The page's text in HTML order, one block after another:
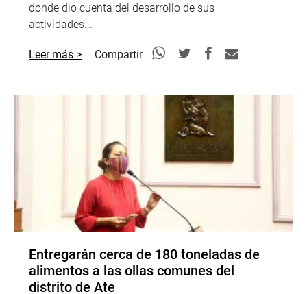
donde dio cuenta del desarrollo de sus
actividades...
Leer más > Compartir
Entregarán cerca de 180 toneladas de
alimentos a las ollas comunes del
distrito de Ate